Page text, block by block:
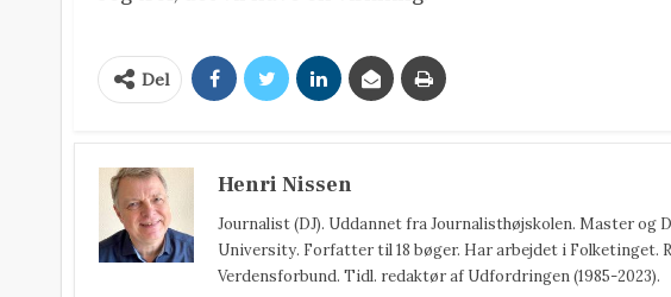
Del
Henri Nissen
Journalist (DJ). Uddannet fra Journalisthøjskolen. Master
University. Forfatter til 18 bøger. Har arbejdet i Folketinget.
Verdensforbund. Tidl. redaktør af Udfordringen (1985-2023).